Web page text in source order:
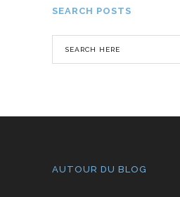
SEARCH POSTS
AUTOUR DU BLOG